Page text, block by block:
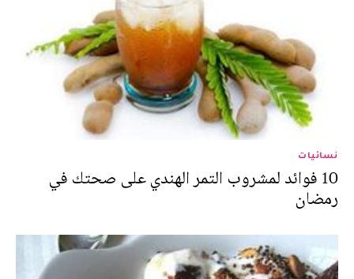
نسائيات
10 فوائد لمشروب التمر الهندي على صحتك في
رمضان